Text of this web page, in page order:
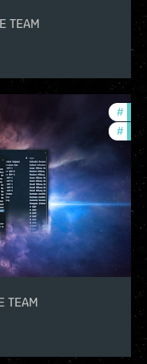
TEAM
#
#
TEAM